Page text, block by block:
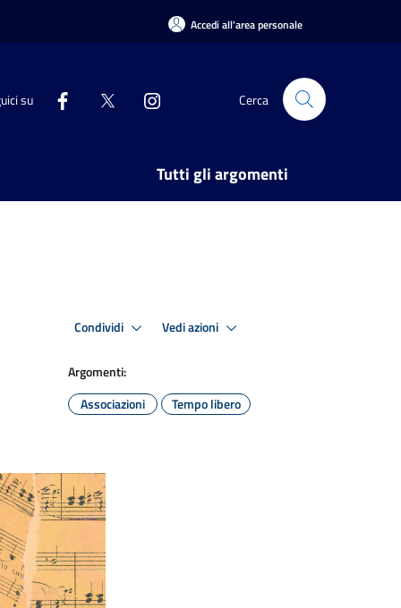
Accedi all'area personale
su Cerca
Tutti gli argomenti
Condividi Vedi azioni
Argomenti:
Associazioni
Tempo libero